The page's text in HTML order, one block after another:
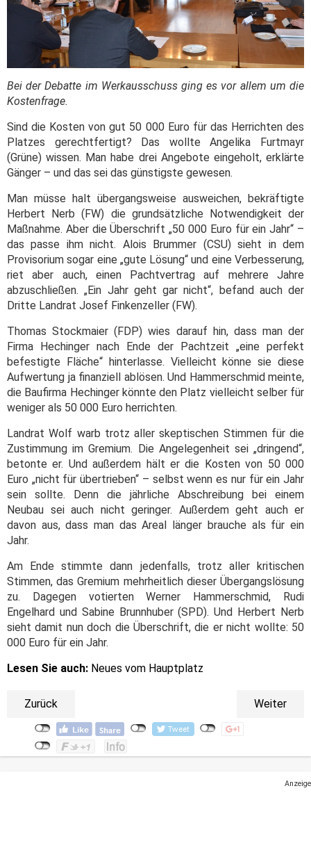
Bei der Debatte im Werkausschuss ging es vor allem um die
Kostenfrage.
Sind die Kosten von gut 50 000 Euro für das Herrichten des
Platzes gerechtfertigt? Das wollte Angelika Furtmayr
(Grüne) wissen. Man habe drei Angebote eingeholt, erklärte
Gänger – und das sei das günstigste gewesen.
Man müsse halt übergangsweise ausweichen, bekräftigte
Herbert Nerb (FW) die grundsätzliche Notwendigkeit der
Maßnahme. Aber die Überschrift „50 000 Euro für ein Jahr“ –
das passe ihm nicht. Alois Brummer (CSU) sieht in dem
Provisorium sogar eine „gute Lösung“ und eine Verbesserung,
riet aber auch, einen Pachtvertrag auf mehrere Jahre
abzuschließen. „Ein Jahr geht gar nicht“, befand auch der
Dritte Landrat Josef Finkenzeller (FW).
Thomas Stockmaier (FDP) wies darauf hin, dass man der
Firma Hechinger nach Ende der Pachtzeit „eine perfekt
befestigte Fläche“ hinterlasse. Vielleicht könne sie diese
Aufwertung ja finanziell ablösen. Und Hammerschmid meinte,
die Baufirma Hechinger könnte den Platz vielleicht selber für
weniger als 50 000 Euro herrichten.
Landrat Wolf warb trotz aller skeptischen Stimmen für die
Zustimmung im Gremium. Die Angelegenheit sei „dringend“,
betonte er. Und außerdem hält er die Kosten von 50 000
Euro „nicht für übertrieben“ – selbst wenn es nur für ein Jahr
sein sollte. Denn die jährliche Abschreibung bei einem
Neubau sei auch nicht geringer. Außerdem geht auch er
davon aus, dass man das Areal länger brauche als für ein
Jahr.
Am Ende stimmte dann jedenfalls, trotz aller kritischen
Stimmen, das Gremium mehrheitlich dieser Übergangslösung
zu. Dagegen votierten Werner Hammerschmid, Rudi
Engelhard und Sabine Brunnhuber (SPD). Und Herbert Nerb
sieht damit nun doch die Überschrift, die er nicht wollte: 50
000 Euro für ein Jahr.
Lesen Sie auch: Neues vom Hauptplatz
Zurück Weiter
Anzeige